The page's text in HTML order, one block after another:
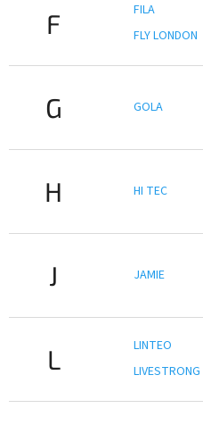
F
FILA
FLY LONDON
G GOLA
H HI TEC
J JAMIE
L
LINTEO
LIVESTRONG